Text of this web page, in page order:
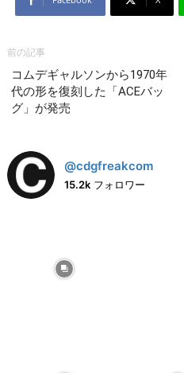
前の記事
コムデギャルソンから1970年
代の形を復刻した「ACEバッ
グ」が発売
@cdgfreakcom
15.2kフォロワー